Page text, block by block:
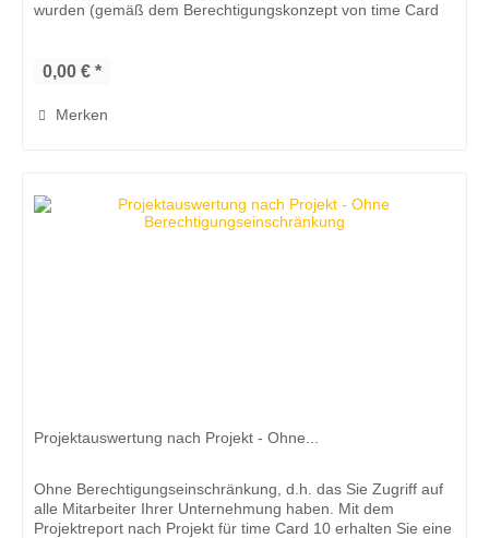
wurden (gemäß dem Berechtigungskonzept von time Card
0,00 € *
Merken
Projektauswertung nach Projekt - Ohne...
Ohne Berechtigungseinschränkung, d.h. das Sie Zugriff auf
alle Mitarbeiter Ihrer Unternehmung haben. Mit dem
Projektreport nach Projekt für time Card 10 erhalten Sie eine